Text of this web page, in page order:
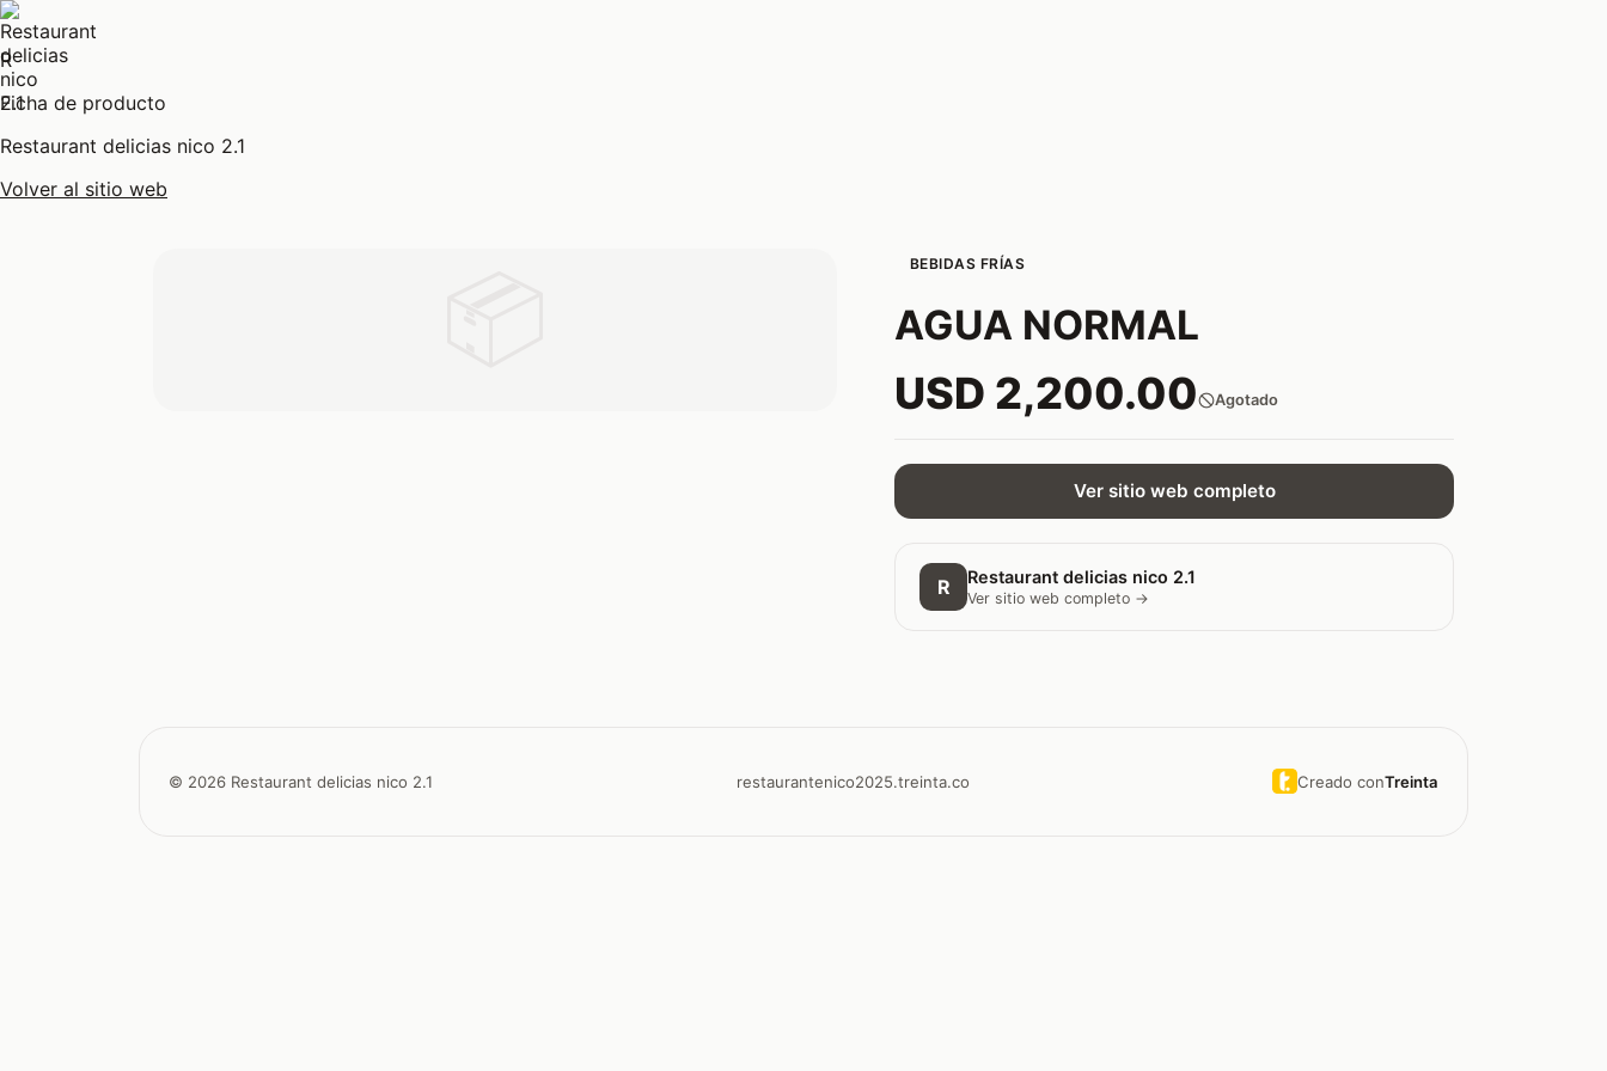
R
Ficha de producto
Restaurant delicias nico 2.1
Volver al sitio web
BEBIDAS FRÍAS
AGUA NORMAL
USD 2,200.00 Agotado
Ver sitio web completo
R Restaurant delicias nico 2.1
Ver sitio web completo →
© 2026 Restaurant delicias nico 2.1 restaurantenico2025.treinta.co Creado conTreinta